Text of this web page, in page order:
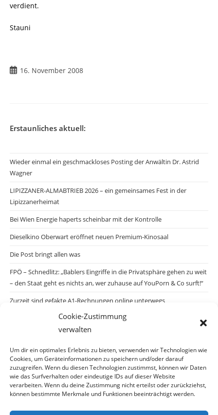
Cookie-Zustimmung
verwalten
Um dir ein optimales Erlebnis zu bieten, verwenden wir Technologien wie
Cookies, um Geräteinformationen zu speichern und/oder darauf
zuzugreifen. Wenn du diesen Technologien zustimmst, können wir Daten
wie das Surfverhalten oder eindeutige IDs auf dieser Website
verarbeiten. Wenn du deine Zustimmung nicht erteilst oder zurückziehst,
können bestimmte Merkmale und Funktionen beeinträchtigt werden.
verdient.
Stauni
Beitrag16. November 2008
Erstaunliches aktuell:
Wieder einmal ein geschmackloses Posting der Anwältin Dr. Astrid
Wagner
LIPIZZANER-ALMABTRIEB 2026 – ein gemeinsames Fest in der
Lipizzanerheimat
Bei Wien Energie haperts scheinbar mit der Kontrolle
Dieselkino Oberwart eröffnet neuen Premium-Kinosaal
Die Post bringt allen was
FPÖ – Schnedlitz: „Bablers Eingriffe in die Privatsphäre gehen zu weit
– den Staat geht es nichts an, wer zuhause auf YouPorn & Co surft!“
Zurzeit sind gefakte A1-Rechnungen online unterwegs
Salzburgs Juden und ihre Sicherheit: „Erst nach einem Anschlag wäre
die Gefahr endlich konkret!“
Biologisches Wunder in Ceuta
Ein vermeintliches Abschiebemärchen
Archiv